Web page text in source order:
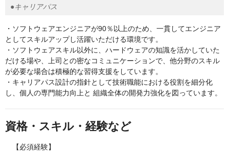
●キャリアパス
・ソフトウェアエンジニアが90％以上のため、一貫してエンジニア
としてスキルアップし活躍いただける環境です。
・ソフトウェアスキル以外に、ハードウェアの知識を活かしていた
だける場や、上司との密なコミュニケーションで、他分野のスキル
が必要な場合は積極的な習得支援をしています。
・キャリアパス設計の指針として技術職能における役割を細分化
し、個人の専門能力向上と 組織全体の開発力強化を図っています。
資格・スキル・経験など
【必須経験】